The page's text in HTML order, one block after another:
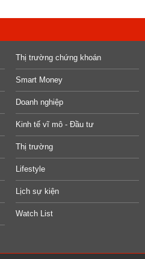
Thị trường chứng khoán
Smart Money
Doanh nghiệp
Kinh tế vĩ mô - Đầu tư
Thị trường
Lifestyle
Lịch sự kiện
Watch List